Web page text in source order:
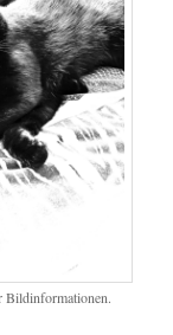
Bildinformationen.